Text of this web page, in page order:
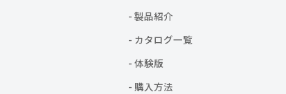
- 製品紹介
- カタログ一覧
- 体験版
- 購入方法